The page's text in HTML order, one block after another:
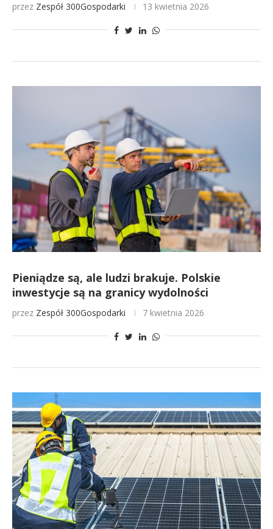
przez Zespół 300Gospodarki 13 kwietnia 2026
Pieniądze są, ale ludzi brakuje. Polskie
inwestycje są na granicy wydolności
przez Zespół 300Gospodarki 7 kwietnia 2026